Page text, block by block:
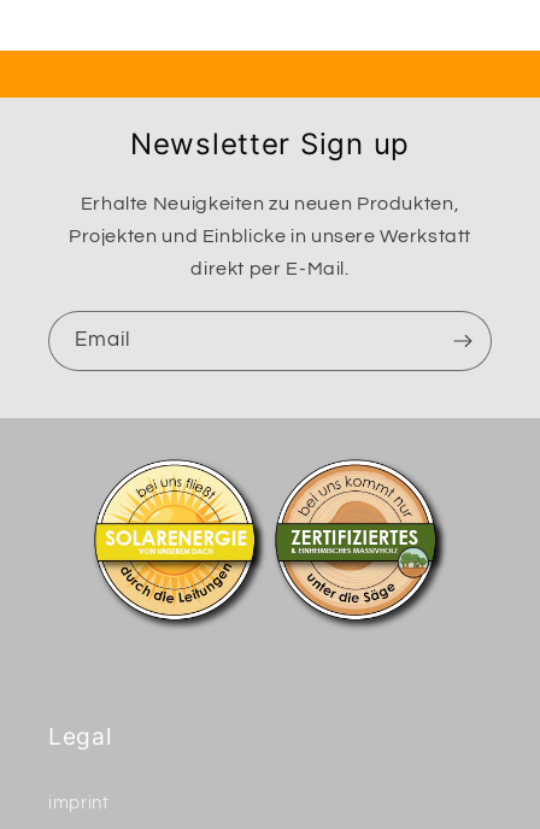
Newsletter Sign up
Erhalte Neuigkeiten zu neuen Produkten,
Projekten und Einblicke in unsere Werkstatt
direkt per E-Mail.
Email
Legal
imprint